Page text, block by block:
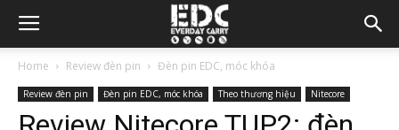
Home Review đèn pin Đèn pin EDC, móc khóa
Review đèn pin Đèn pin EDC, móc khóa Theo thương hiệu Nitecore